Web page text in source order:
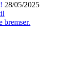
28/05/2025
bremser.